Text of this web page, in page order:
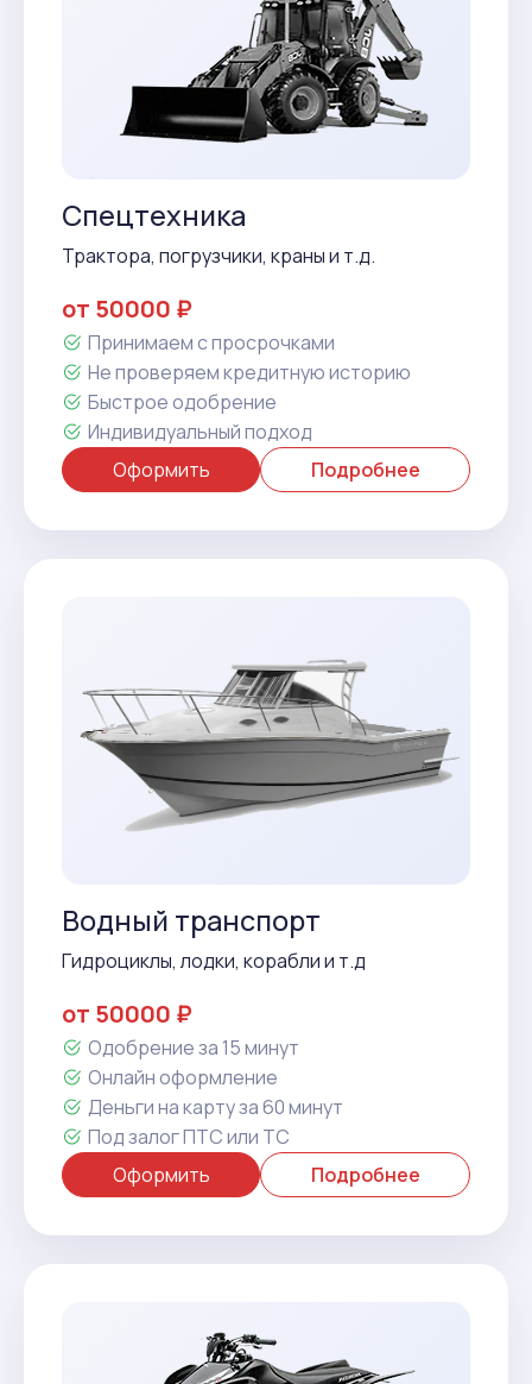
Спецтехника
Трактора, погрузчики, краны и т.д.
от 50000 ₽
Принимаем с просрочками
Не проверяем кредитную историю
Быстрое одобрение
Индивидуальный подход
Оформить
Подробнее
Водный транспорт
Гидроциклы, лодки, корабли и т.д
от 50000 ₽
Одобрение за 15 минут
Онлайн оформление
Деньги на карту за 60 минут
Под залог ПТС или ТС
Оформить
Подробнее